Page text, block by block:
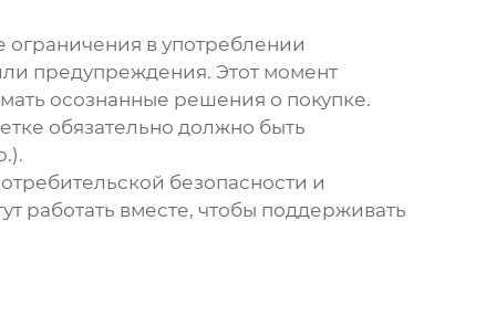
в употреблении
предупреждения. Этот момент
осознанные решения о покупке.
обязательно должно быть
безопасности и
работать вместе, чтобы поддерживать